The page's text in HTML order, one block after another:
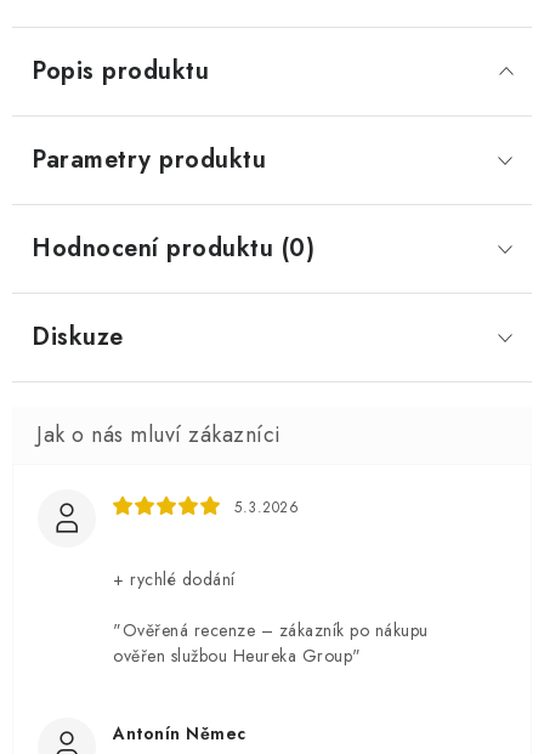
Popis produktu
Parametry produktu
Hodnocení produktu (0)
Diskuze
5.3.2026
+ rychlé dodání
"Ověřená recenze – zákazník po nákupu
ověřen službou Heureka Group"
Antonín Němec